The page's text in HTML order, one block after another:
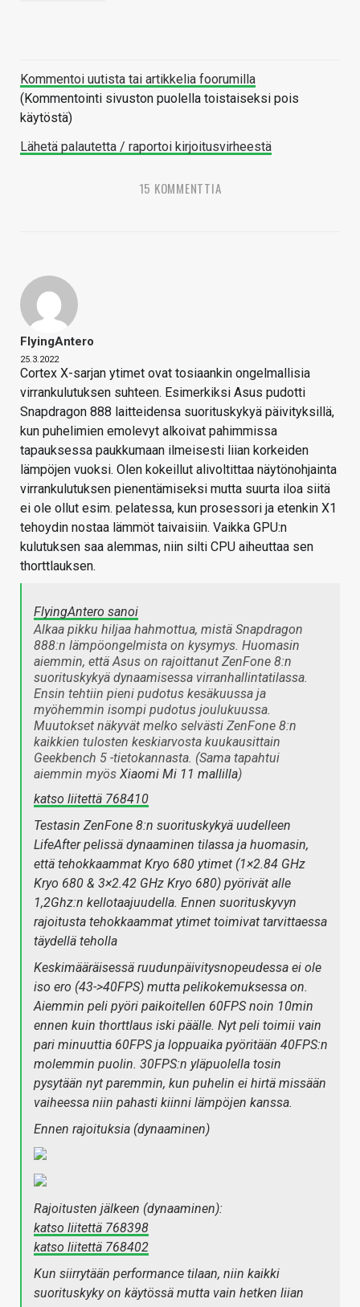
Kommentoi uutista tai artikkelia foorumilla
(Kommentointi sivuston puolella toistaiseksi pois
käytöstä)
Lähetä palautetta / raportoi kirjoitusvirheestä
15 KOMMENTTIA
FlyingAntero
25.3.2022
Cortex X-sarjan ytimet ovat tosiaankin ongelmallisia
virrankulutuksen suhteen. Esimerkiksi Asus pudotti
Snapdragon 888 laitteidensa suorituskykyä päivityksillä,
kun puhelimien emolevyt alkoivat pahimmissa
tapauksessa paukkumaan ilmeisesti liian korkeiden
lämpöjen vuoksi. Olen kokeillut alivoltittaa näytönohjainta
virrankulutuksen pienentämiseksi mutta suurta iloa siitä
ei ole ollut esim. pelatessa, kun prosessori ja etenkin X1
tehoydin nostaa lämmöt taivaisiin. Vaikka GPU:n
kulutuksen saa alemmas, niin silti CPU aiheuttaa sen
thorttlauksen.
FlyingAntero sanoi
Alkaa pikku hiljaa hahmottua, mistä Snapdragon
888:n lämpöongelmista on kysymys. Huomasin
aiemmin, että Asus on rajoittanut ZenFone 8:n
suorituskykyä dynaamisessa virranhallintatilassa.
Ensin tehtiin pieni pudotus kesäkuussa ja
myöhemmin isompi pudotus joulukuussa.
Muutokset näkyvät melko selvästi ZenFone 8:n
kaikkien tulosten keskiarvosta kuukausittain
Geekbench 5 -tietokannasta. (Sama tapahtui
aiemmin myös Xiaomi Mi 11 mallilla)
katso liitettä 768410
Testasin ZenFone 8:n suorituskykyä uudelleen
LifeAfter pelissä dynaaminen tilassa ja huomasin,
että tehokkaammat Kryo 680 ytimet (1×2.84 GHz
Kryo 680 & 3×2.42 GHz Kryo 680) pyörivät alle
1,2Ghz:n kellotaajuudella. Ennen suorituskyvyn
rajoitusta tehokkaammat ytimet toimivat tarvittaessa
täydellä teholla
Keskimääräisessä ruudunpäivitysnopeudessa ei ole
iso ero (43->40FPS) mutta pelikokemuksessa on.
Aiemmin peli pyöri paikoitellen 60FPS noin 10min
ennen kuin thorttlaus iski päälle. Nyt peli toimii vain
pari minuuttia 60FPS ja loppuaika pyöritään 40FPS:n
molemmin puolin. 30FPS:n yläpuolella tosin
pysytään nyt paremmin, kun puhelin ei hirtä missään
vaiheessa niin pahasti kiinni lämpöjen kanssa.
Ennen rajoituksia (dynaaminen)
Rajoitusten jälkeen (dynaaminen):
katso liitettä 768398
katso liitettä 768402
Kun siirrytään performance tilaan, niin kaikki
suorituskyky on käytössä mutta vain hetken liian